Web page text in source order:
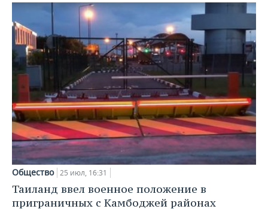
Общество 25 июл, 16:31
Таиланд ввел военное положение в
приграничных с Камбоджей районах